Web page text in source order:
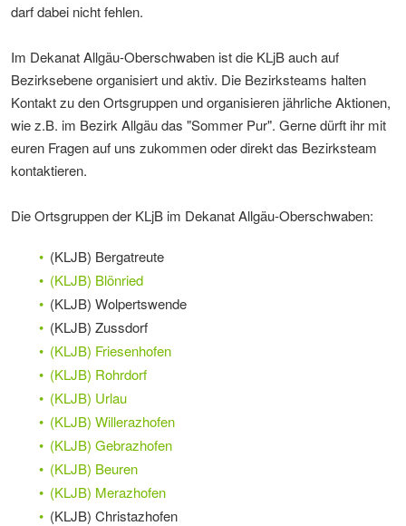
darf dabei nicht fehlen.
Im Dekanat Allgäu-Oberschwaben ist die KLjB auch auf
Bezirksebene organisiert und aktiv. Die Bezirksteams halten
Kontakt zu den Ortsgruppen und organisieren jährliche Aktionen,
wie z.B. im Bezirk Allgäu das "Sommer Pur". Gerne dürft ihr mit
euren Fragen auf uns zukommen oder direkt das Bezirksteam
kontaktieren.
Die Ortsgruppen der KLjB im Dekanat Allgäu-Oberschwaben:
(KLJB) Bergatreute
(KLJB) Blönried
(KLJB) Wolpertswende
(KLJB) Zussdorf
(KLJB) Friesenhofen
(KLJB) Rohrdorf
(KLJB) Urlau
(KLJB) Willerazhofen
(KLJB) Gebrazhofen
(KLJB) Beuren
(KLJB) Merazhofen
(KLJB) Christazhofen